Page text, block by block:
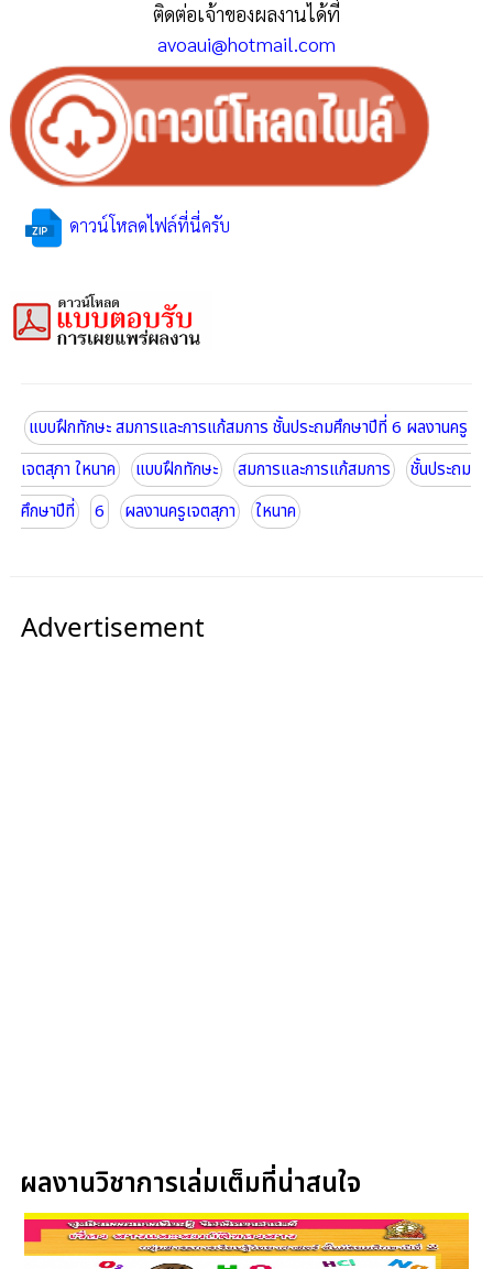
ติดต่อเจ้าของผลงานได้ที่
avoaui@hotmail.com
ดาวน์โหลดไฟล์ที่นี่ครับ
แบบฝึกทักษะ สมการและการแก้สมการ ชั้นประถมศึกษาปีที่ 6 ผลงานครู
เจตสุภา ใหนาค
แบบฝึกทักษะ สมการและการแก้สมการ
ชั้นประถม
ศึกษาปีที่
6 ผลงานครูเจตสุภา ใหนาค
Advertisement
ผลงานวิชาการเล่มเต็มที่น่าสนใจ